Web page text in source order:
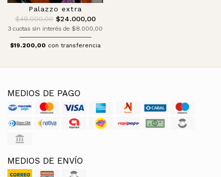
Palazzo extra
$48.000,00$24.000,00
3 cuotas sin interés de $8.000,00
$19.200,00 con transferencia
MEDIOS DE PAGO
MEDIOS DE ENVÍO